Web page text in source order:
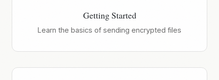
Getting Started
Learn the basics of sending encrypted files